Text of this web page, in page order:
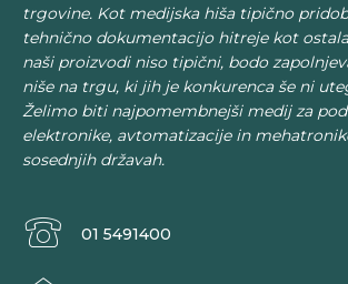
trgovine. Kot medijska hiša tipično
tehnično dokumentacijo hitreje kot
naši proizvodi niso tipični, bodo
niše na trgu, ki jih je konkurenca še ni
Želimo biti najpomembnejši medij za
elektronike, avtomatizacije in
sosednjih državah.
01 5491400